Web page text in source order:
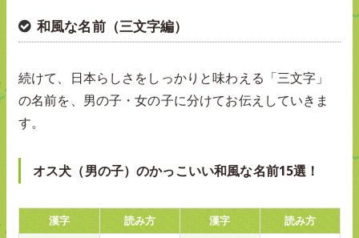
和風な名前（三文字編）
続けて、日本らしさをしっかりと味わえる「三文字」
の名前を、男の子・女の子に分けてお伝えしていきま
す。
オス犬（男の子）のかっこいい和風な名前15選！
漢字 読み方 漢字
読み方